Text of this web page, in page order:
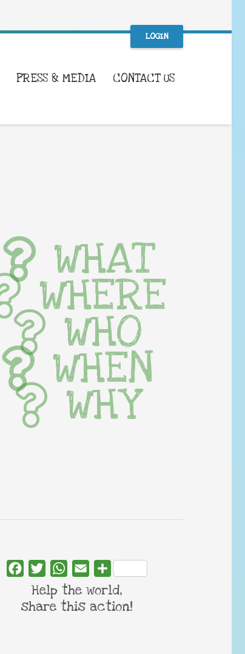
LOGIN
PRESS & MEDIA CONTACT US
WHAT
WHERE
WHO
WHEN
WHY
FacebookTwitterWhatsApp
Email Share
Help the world,
share this action!